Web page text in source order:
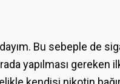
Bu sebeple de
yapılması gereken